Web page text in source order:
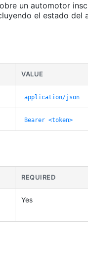
un automotor
el estado
VALUE
application/json
Bearer <token>
REQUIRED
Yes